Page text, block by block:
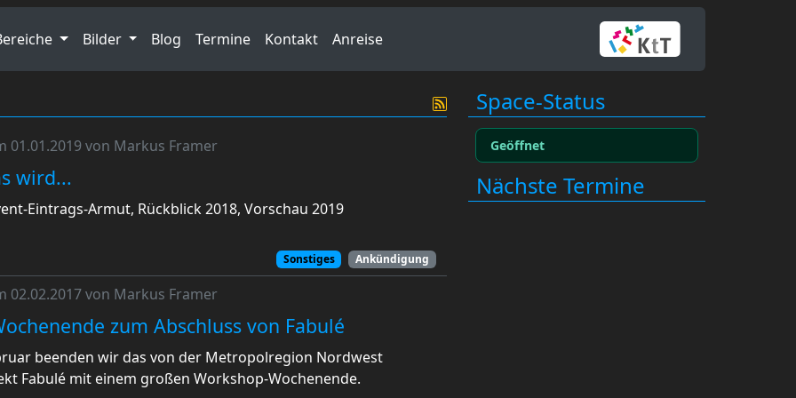
Bilder Blog Termine Kontakt Anreise
01.01.2019 von Markus Framer
wird...
Eintrags-Armut, Rückblick 2018, Vorschau 2019
Sonstiges Ankündigung
02.02.2017 von Markus Framer
zum Abschluss von Fabulé
beenden wir das von der Metropolregion Nordwest
Fabulé mit einem großen Workshop-Wochenende.
Space-Status
Geöffnet
Nächste Termine